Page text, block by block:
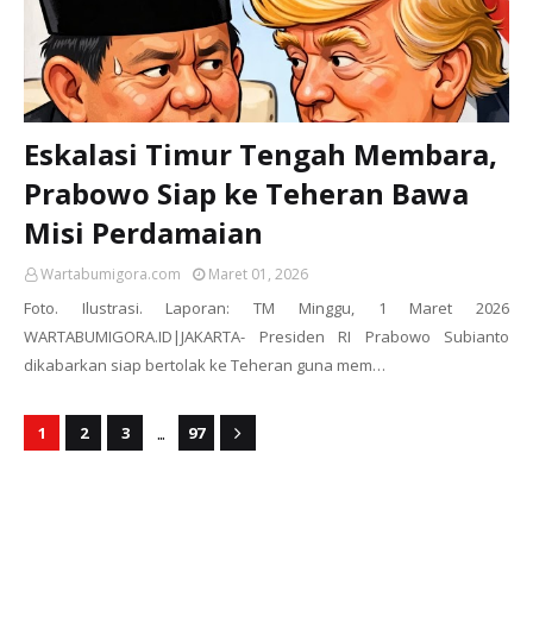
Eskalasi Timur Tengah Membara,
Prabowo Siap ke Teheran Bawa
Misi Perdamaian
Wartabumigora.com Maret 01, 2026
Foto. Ilustrasi. Laporan: TM Minggu, 1 Maret 2026
WARTABUMIGORA.ID|JAKARTA- Presiden RI Prabowo Subianto
dikabarkan siap bertolak ke Teheran guna mem…
1 2 3 ... 97